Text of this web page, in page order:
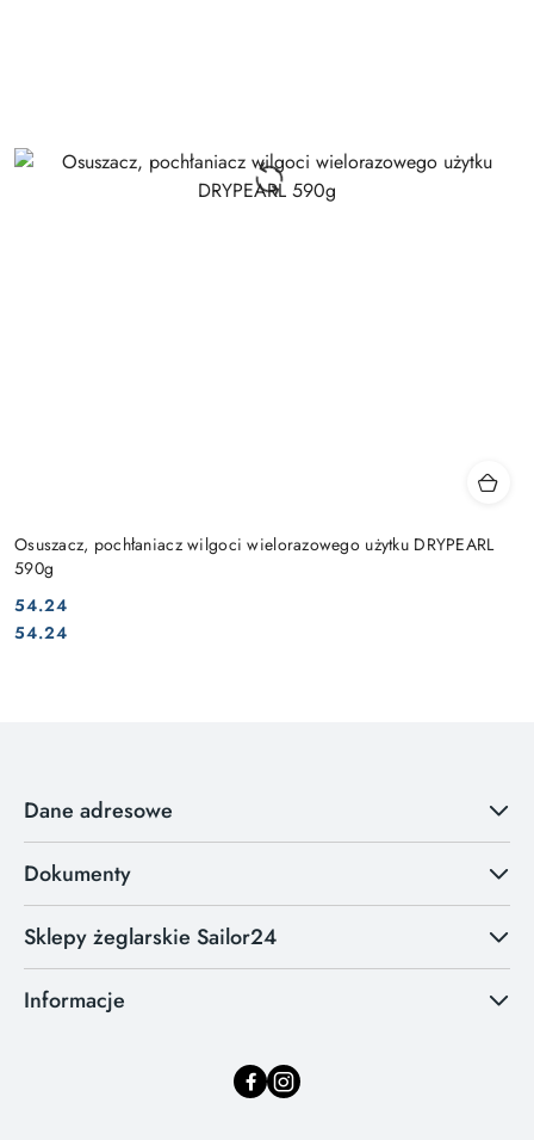
Osuszacz, pochłaniacz wilgoci wielorazowego użytku DRYPEARL
590g
Cena:
54.24
Cena:
54.24
Dane adresowe
Dokumenty
Sklepy żeglarskie Sailor24
Informacje